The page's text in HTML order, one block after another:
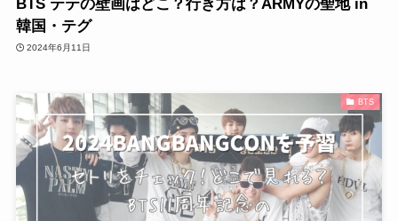
BTS テテの壁画はどこ？行き方は？ARMYの聖地 in
韓国・テグ
2024年6月11日
BTS